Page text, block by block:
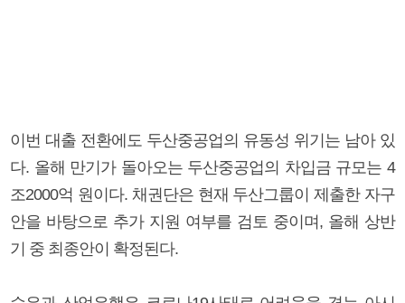
이번 대출 전환에도 두산중공업의 유동성 위기는 남아 있
다. 올해 만기가 돌아오는 두산중공업의 차입금 규모는 4
조2000억 원이다. 채권단은 현재 두산그룹이 제출한 자구
안을 바탕으로 추가 지원 여부를 검토 중이며, 올해 상반
기 중 최종안이 확정된다.